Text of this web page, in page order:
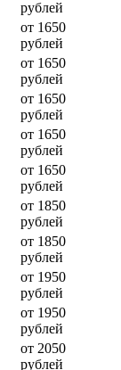
рублей
от 1650
рублей
от 1650
рублей
от 1650
рублей
от 1650
рублей
от 1650
рублей
от 1850
рублей
от 1850
рублей
от 1950
рублей
от 1950
рублей
от 2050
рублей